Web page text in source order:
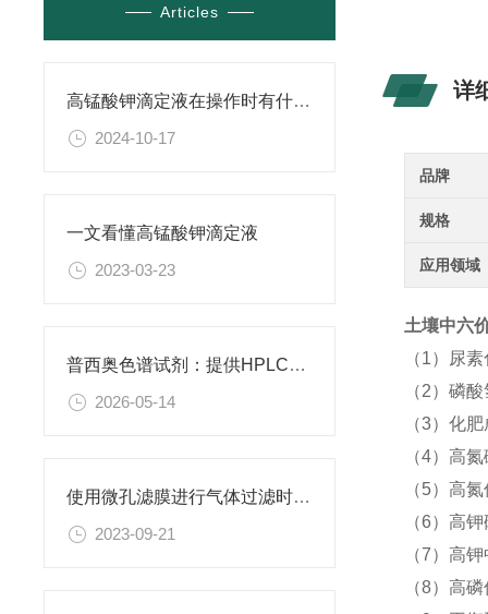
Articles
高锰酸钾滴定液在操作时有什么要领可言呢？
2024-10-17
一文看懂高锰酸钾滴定液
2023-03-23
普西奥色谱试剂：提供HPLC级、LC-MS级等多种规格色谱试剂
2026-05-14
使用微孔滤膜进行气体过滤时，有哪些注意事项和常见问题需要关注？
2023-09-21
详
品牌
规格
应用领域
土壤中六
（1）
（2）磷
（3）
（4）高
（5）高
（6）高
（7）高
（8）高